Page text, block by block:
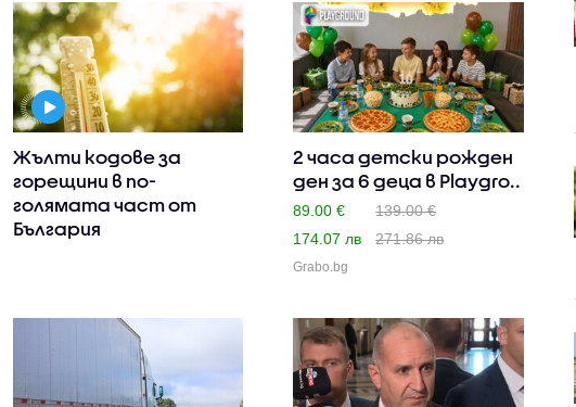
Жълти кодове за
горещини в по-
голямата част от
България
2 часа детски рожден
ден за 6 деца в Playgro..
89.00 €
139.00 €
174.07 лв
271.86 лв
Grabo.bg